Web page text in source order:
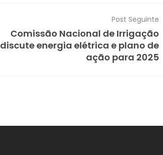
Post Seguinte
Comissão Nacional de Irrigação
discute energia elétrica e plano de
ação para 2025